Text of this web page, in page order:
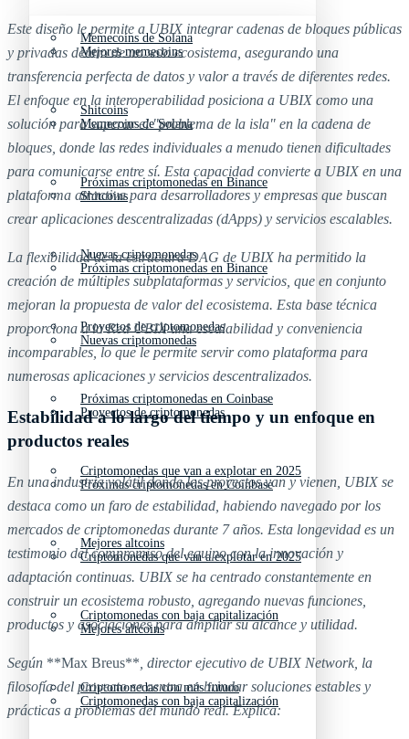
Memecoins de Solana
Shitcoins
Próximas criptomonedas en Binance
Nuevas criptomonedas
Proyectos de criptomonedas
Próximas criptomonedas en Coinbase
Criptomonedas que van a explotar en 2025
Mejores altcoins
Criptomonedas con baja capitalización
Criptomonedas con más futuro
Mejores memecoins
Memecoins de Solana
Shitcoins
Próximas criptomonedas en Binance
Nuevas criptomonedas
Proyectos de criptomonedas
Próximas criptomonedas en Coinbase
Criptomonedas que van a explotar en 2025
Mejores altcoins
Criptomonedas con baja capitalización
Este diseño le permite a UBIX integrar cadenas de bloques públicas
y privadas dentro de un solo ecosistema, asegurando una
transferencia perfecta de datos y valor a través de diferentes redes.
El enfoque en la interoperabilidad posiciona a UBIX como una
solución para superar el "problema de la isla" en la cadena de
bloques, donde las redes individuales a menudo tienen dificultades
para comunicarse entre sí. Esta capacidad convierte a UBIX en una
plataforma atractiva para desarrolladores y empresas que buscan
crear aplicaciones descentralizadas (dApps) y servicios escalables.
La flexibilidad de la estructura DAG de UBIX ha permitido la
creación de múltiples subplataformas y servicios, que en conjunto
mejoran la propuesta de valor del ecosistema. Esta base técnica
proporciona a la Red UBIX una escalabilidad y conveniencia
incomparables, lo que le permite servir como plataforma para
numerosas aplicaciones y servicios descentralizados.
Estabilidad a lo largo del tiempo y un enfoque en
productos reales
En una industria volátil donde los proyectos van y vienen, UBIX se
destaca como un faro de estabilidad, habiendo navegado por los
mercados de criptomonedas durante 7 años. Esta longevidad es un
testimonio del compromiso del equipo con la innovación y
adaptación continuas. UBIX se ha centrado constantemente en
construir un ecosistema robusto, agregando nuevas funciones,
productos y asociaciones para ampliar su alcance y utilidad.
Según **Max Breus** , director ejecutivo de UBIX Network, la
filosofía del proyecto se centra en brindar soluciones estables y
prácticas a problemas del mundo real. Explica: